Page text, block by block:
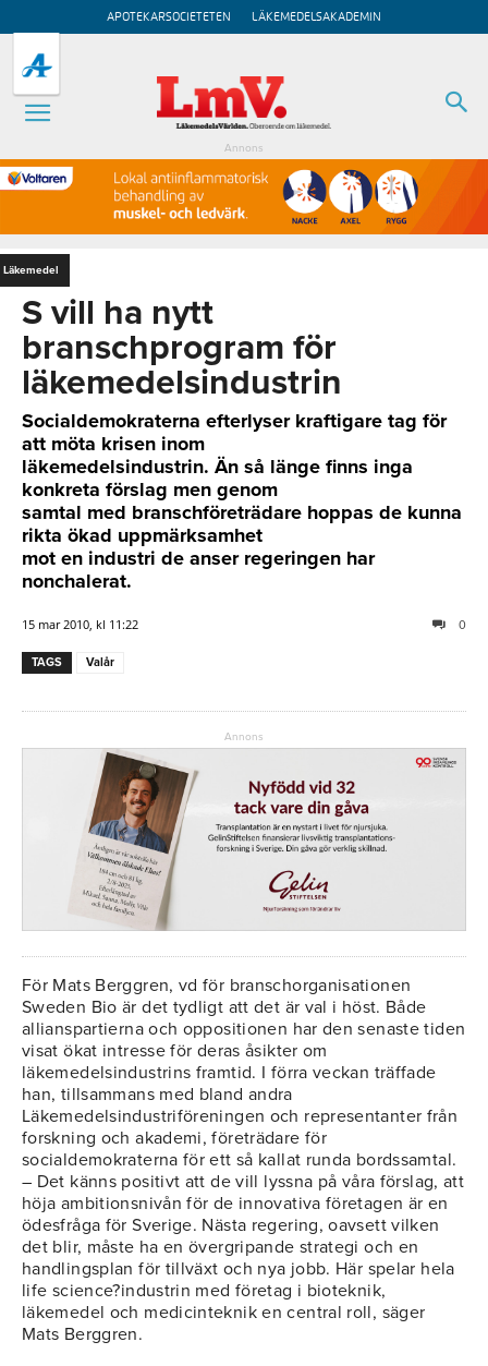
APOTEKARSOCIETETEN LÄKEMEDELSAKADEMIN
Annons
Läkemedel
S vill ha nytt
branschprogram för
läkemedelsindustrin
Socialdemokraterna efterlyser kraftigare tag för
att möta krisen inom
läkemedelsindustrin. Än så länge finns inga
konkreta förslag men genom
samtal med branschföreträdare hoppas de kunna
rikta ökad uppmärksamhet
mot en industri de anser regeringen har
nonchalerat.
15 mar 2010, kl 11:22 0
TAGS Valår
Annons
För Mats Berggren, vd för branschorganisationen
Sweden Bio är det tydligt att det är val i höst. Både
allianspartierna och oppositionen har den senaste tiden
visat ökat intresse för deras åsikter om
läkemedelsindustrins framtid. I förra veckan träffade
han, tillsammans med bland andra
Läkemedelsindustriföreningen och representanter från
forskning och akademi, företrädare för
socialdemokraterna för ett så kallat runda bordssamtal.
– Det känns positivt att de vill lyssna på våra förslag, att
höja ambitionsnivån för de innovativa företagen är en
ödesfråga för Sverige. Nästa regering, oavsett vilken
det blir, måste ha en övergripande strategi och en
handlingsplan för tillväxt och nya jobb. Här spelar hela
life science?industrin med företag i bioteknik,
läkemedel och medicinteknik en central roll, säger
Mats Berggren.